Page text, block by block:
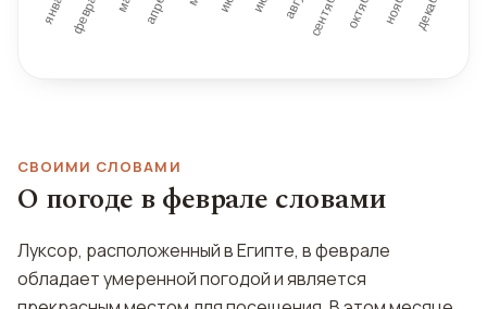
СВОИМИ СЛОВАМИ
О погоде в феврале словами
Луксор, расположенный в Египте, в феврале
обладает умеренной погодой и является